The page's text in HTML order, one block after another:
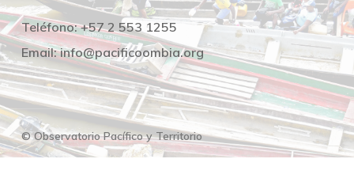
Teléfono:+57 2 553 1255
Email: info@pacificoombia.org
© Observatorio Pacífico y Territorio